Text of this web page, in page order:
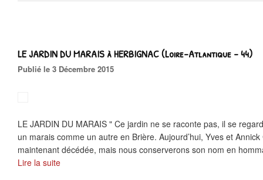
LE JARDIN DU MARAIS à HERBIGNAC (Loire-Atlantique - 44)
Publié le 3 Décembre 2015
LE JARDIN DU MARAIS " Ce jardin ne se raconte pas, il se
un marais comme un autre en Brière. Aujourd’hui, Yves et
maintenant décédée, mais nous conserverons son nom en
Lire la suite